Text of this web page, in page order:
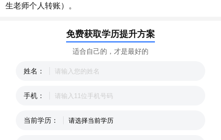
生老师个人转账）。
免费获取学历提升方案
适合自己的，才是最好的
姓名：
手机：
当前学历：